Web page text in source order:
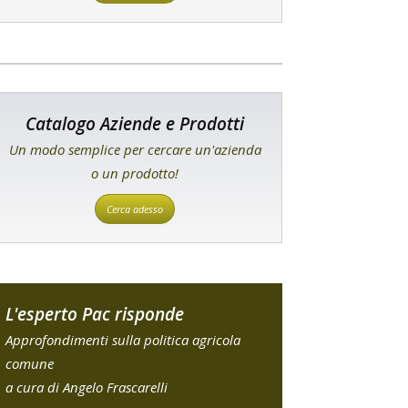
Catalogo Aziende e Prodotti
Un modo semplice per cercare un'azienda
o un prodotto!
Cerca adesso
L'esperto Pac risponde
Approfondimenti sulla politica agricola
comune
a cura di Angelo Frascarelli